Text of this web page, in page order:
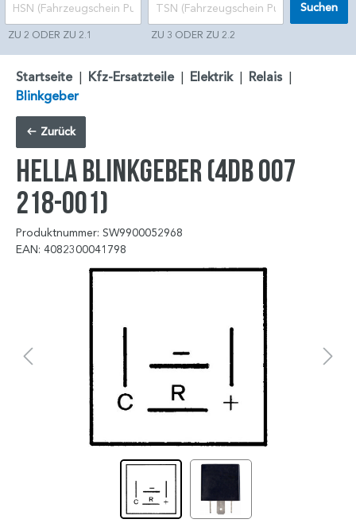
ZU 2 ODER ZU 2.1 ZU 3 ODER ZU 2.2
Suchen
Startseite | Kfz-Ersatzteile | Elektrik | Relais |
Blinkgeber
Zurück
HELLA Blinkgeber (4DB 007
218-001)
Produktnummer: SW9900052968
EAN: 4082300041798